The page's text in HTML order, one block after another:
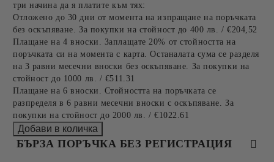
три начина да я платите към тях:
Отложено до 30 дни от момента на изпращане на поръчката
без оскъпяване. За покупки на стойност до 400 лв. / €204,52
Плащане на 4 вноски. Заплащате 20% от стойността на
поръчката си на момента с карта. Останалата сума се разделя
на 3 равни месечни вноски без оскъпяване. За покупки на
стойност до 1000 лв. / €511.31
Плащане на 6 вноски. Стойността на поръчката се
разпределя в 6 равни месечни вноски с оскъпяване. За
покупки на стойност до 2000 лв. / €1022.61
БЪРЗА ПОРЪЧКА БЕЗ РЕГИСТРАЦИЯ